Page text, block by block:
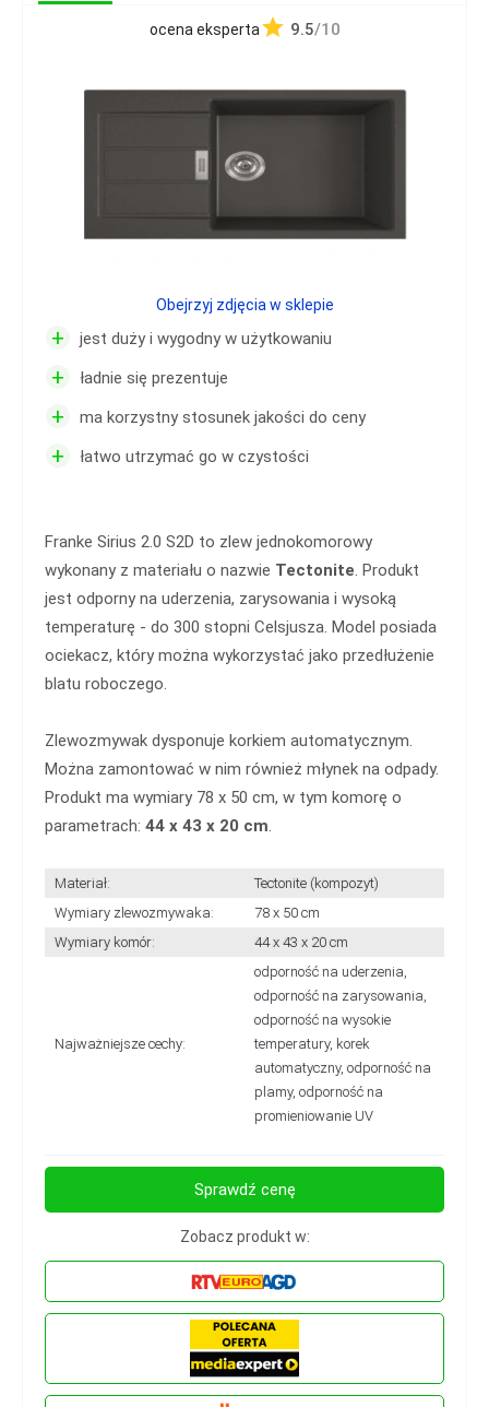
ocena eksperta 9.5/10
+ jest duży i wygodny w użytkowaniu
+ ładnie się prezentuje
+ ma korzystny stosunek jakości do ceny
+ łatwo utrzymać go w czystości
Franke Sirius 2.0 S2D to zlew jednokomorowy
wykonany z materiału o nazwie Tectonite. Produkt
jest odporny na uderzenia, zarysowania i wysoką
temperaturę - do 300 stopni Celsjusza. Model posiada
ociekacz, który można wykorzystać jako przedłużenie
blatu roboczego.
Zlewozmywak dysponuje korkiem automatycznym.
Można zamontować w nim również młynek na odpady.
Produkt ma wymiary 78 x 50 cm, w tym komorę o
parametrach: 44 x 43 x 20 cm.
Materiał:
Tectonite (kompozyt)
Wymiary zlewozmywaka:
78 x 50 cm
Wymiary komór:
44 x 43 x 20 cm
Najważniejsze cechy:
odporność na uderzenia,
odporność na zarysowania,
odporność na wysokie
temperatury, korek
automatyczny, odporność na
plamy, odporność na
promieniowanie UV
Obejrzyj zdjęcia w sklepie
Sprawdź cenę
Zobacz produkt w: